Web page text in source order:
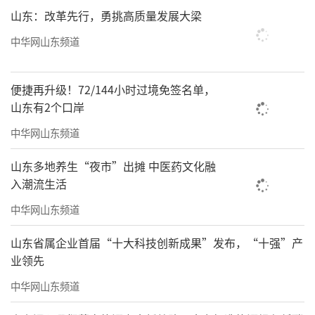
山东：改革先行，勇挑高质量发展大梁
中华网山东频道
便捷再升级！72/144小时过境免签名单，
山东有2个口岸
中华网山东频道
山东多地养生“夜市”出摊 中医药文化融
入潮流生活
中华网山东频道
山东省属企业首届“十大科技创新成果”发布，“十强”产
业领先
中华网山东频道